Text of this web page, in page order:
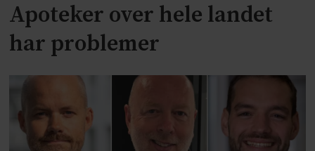
Apoteker over hele landet
har problemer